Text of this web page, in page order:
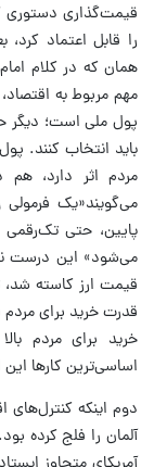
قیمت‌گذاری دستوری
را قابل اعتماد
همان که در کلام
مهم مربوط به
پول ملی است؛ دیگر
باید انتخاب کنند.
مردم اثر دارد، هم
می‌گویند«یک
پایین، حتی
می‌شود» این درست
قیمت ارز کاسته شد،
قدرت خرید برای
خرید برای مردم
اساسی‌ترین کارها این است»
دوم اینکه کنترل‌های
آلمان را فلج کرده